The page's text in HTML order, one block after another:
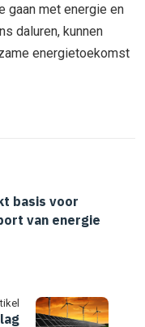
gaan met energie en
daluren, kunnen
energietoekomst
basis voor
van energie